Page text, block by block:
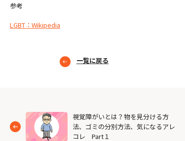
参考
LGBT：Wikipedia
一覧に戻る
視覚障がいとは？物を見分ける方
法、ゴミの分別方法、気になるアレ
コレ Part１